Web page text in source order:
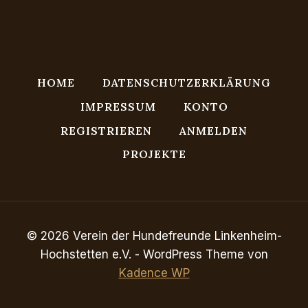
HOME
DATENSCHUTZERKLÄRUNG
IMPRESSUM
KONTO
REGISTRIEREN
ANMELDEN
PROJEKTE
© 2026 Verein der Hundefreunde Linkenheim-
Hochstetten e.V. - WordPress Theme von
Kadence WP